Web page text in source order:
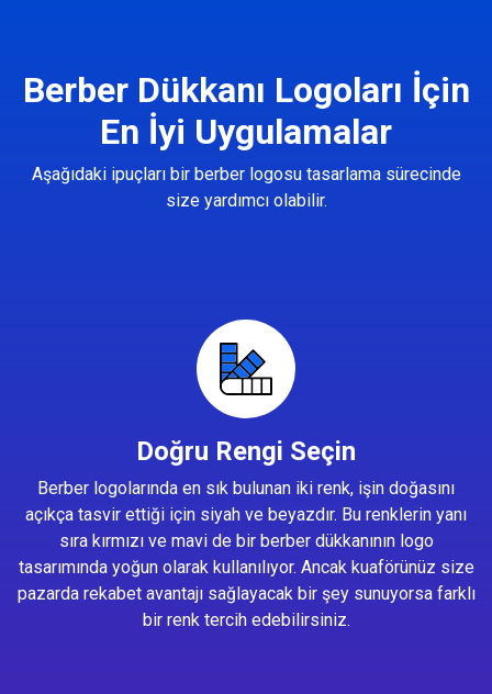
Berber Dükkanı Logoları İçin
En İyi Uygulamalar
Aşağıdaki ipuçları bir berber logosu tasarlama sürecinde
size yardımcı olabilir.
Doğru Rengi Seçin
Berber logolarında en sık bulunan iki renk, işin doğasını
açıkça tasvir ettiği için siyah ve beyazdır. Bu renklerin yanı
sıra kırmızı ve mavi de bir berber dükkanının logo
tasarımında yoğun olarak kullanılıyor. Ancak kuaförünüz size
pazarda rekabet avantajı sağlayacak bir şey sunuyorsa farklı
bir renk tercih edebilirsiniz.